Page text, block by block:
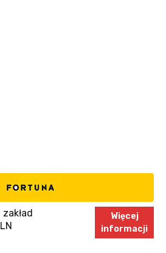
zakład
Więcej
informacji